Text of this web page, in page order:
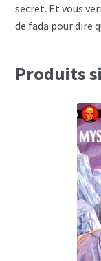
secret. Et vous
de fada pour dire
Produits